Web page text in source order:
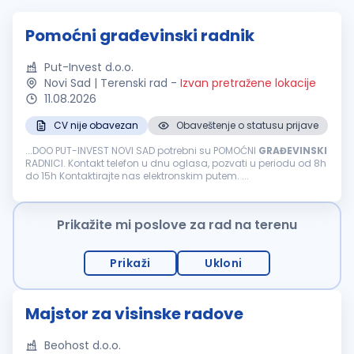
Pomoćni građevinski radnik
Put-Invest d.o.o.
Novi Sad | Terenski rad - Izvan pretražene lokacije
11.08.2026
CV nije obavezan
Obaveštenje o statusu prijave
...DOO PUT-INVEST NOVI SAD potrebni su POMOĆNI GRAĐEVINSKI
RADNICI. Kontakt telefon u dnu oglasa, pozvati u periodu od 8h
do 15h Kontaktirajte nas elektronskim putem. ...
Prikažite mi poslove za rad na terenu
Prikaži Ukloni
Majstor za visinske radove
Beohost d.o.o.